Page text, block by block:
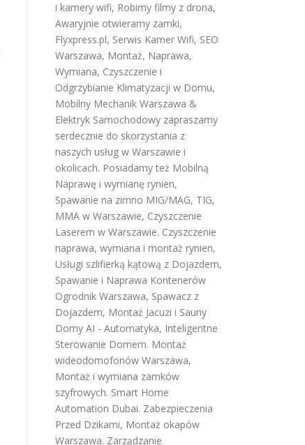
i kamery wifi, Robimy filmy z drona,
Awaryjnie otwieramy zamki,
Flyxpress.pl, Serwis Kamer Wifi, SEO
Warszawa, Montaż, Naprawa,
Wymiana, Czyszczenie i
Odgrzybianie Klimatyzacji w Domu,
Mobilny Mechanik Warszawa &
Elektryk Samochodowy zapraszamy
serdecznie do skorzystania z
naszych usług w Warszawie i
okolicach. Posiadamy też Mobilną
Naprawę i wymianę rynien,
Spawanie na zimno MIG/MAG, TIG,
MMA w Warszawie, Czyszczenie
Laserem w Warszawie. Czyszczenie
naprawa, wymiana i montaż rynien,
Usługi szlifierką kątową z Dojazdem,
Spawanie i Naprawa Kontenerów
Ogrodnik Warszawa, Spawacz z
Dojazdem, Montaż Jacuzi i Sauny
Domy AI - Automatyka, Inteligentne
Sterowanie Domem. Montaż
wideodomofonów Warszawa,
Montaż i wymiana zamków
szyfrowych. Smart Home
Automation Dubai. Zabezpieczenia
Przed Dzikami, Montaż okapów
Warszawa. Zarządzanie